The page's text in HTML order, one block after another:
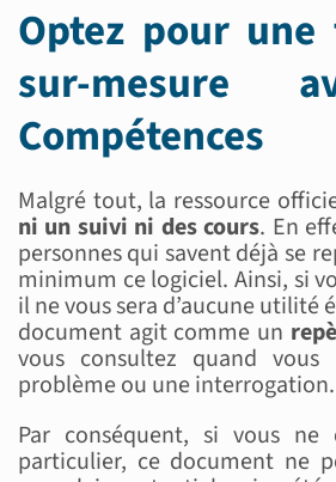
Optez pour
sur-mesure
Compétences
Malgré tout, la ressource
ni un suivi ni des cours. En
personnes qui savent déjà se
minimum ce logiciel. Ainsi, si
il ne vous sera d’aucune utilité
document agit comme un
vous consultez quand
problème ou une interrogation.
Par conséquent, si vous ne
particulier, ce document ne